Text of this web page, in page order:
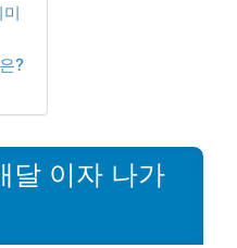
?
달 이자 나가